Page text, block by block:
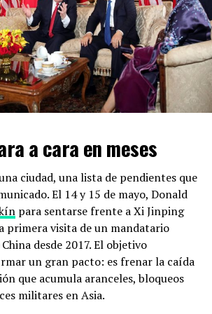
no gubernamentales llevan años
para que la administración mexicana
En agosto del año pasado, el
Biológica y otros grupos
de consulta bajo el T-MEC por el
fuera de control en aguas
está pagando el precio más alto
que el Gobierno de EU esté
por desacatar sus obligaciones
y por arriesgar la existencia de la
Uhlemann, directora del
del centro, en un comunicado.
a cara en meses
ciudad, una lista de pendientes que
El 14 y 15 de mayo, Donald
para sentarse frente a Xi Jinping
primera visita de un mandatario
desde 2017. El objetivo
un gran pacto: es frenar la caída
que acumula aranceles, bloqueos
militares en Asia.